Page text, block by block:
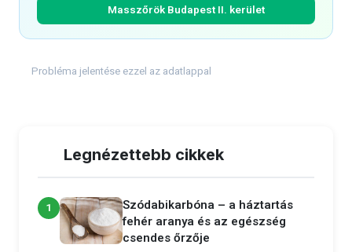
Masszőrök Budapest II. kerület
Probléma jelentése ezzel az adatlappal
Legnézettebb cikkek
1
Szódabikarbóna – a háztartás
fehér aranya és az egészség
csendes őrzője